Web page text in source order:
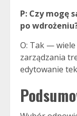
P: Czy mogę
po
O: Tak —
zarządzania
edytowanie